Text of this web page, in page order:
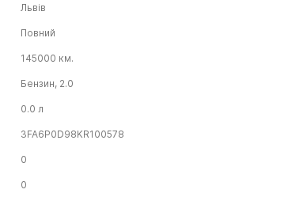
Львів
Повний
145000 км.
Бензин, 2.0
0.0 л
3FA6P0D98KR100578
0
0